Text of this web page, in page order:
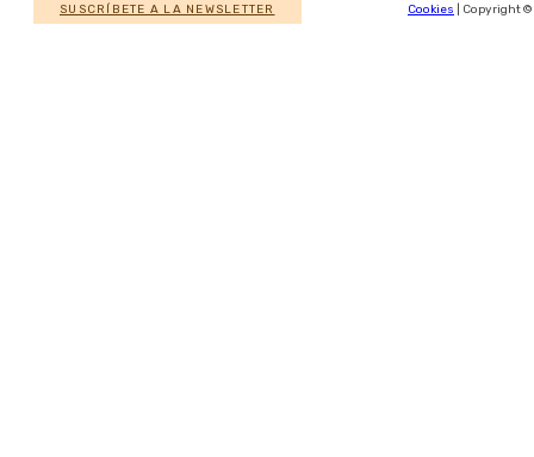
SUSCRÍBETE A LA NEWSLETTER
Cookies | Copyright